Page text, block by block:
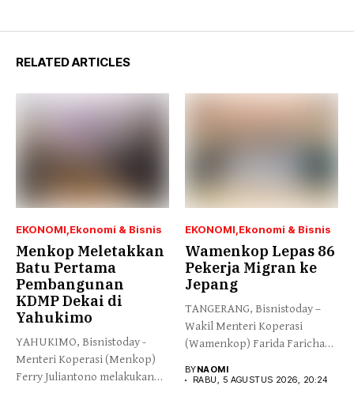
RELATED ARTICLES
EKONOMI Ekonomi & Bisnis
Menkop Meletakkan
Batu Pertama
Pembangunan
KDMP Dekai di
Yahukimo
YAHUKIMO, Bisnistoday -
Menteri Koperasi (Menkop)
Ferry Juliantono melakukan
EKONOMI Ekonomi & Bisnis
Wamenkop Lepas 86
Pekerja Migran ke
Jepang
TANGERANG, Bisnistoday –
Wakil Menteri Koperasi
(Wamenkop) Farida Farichah
BYNAOMI
RABU, 5 AGUSTUS 2026, 20:24